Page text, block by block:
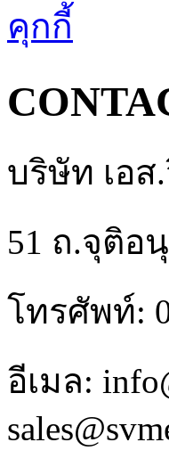
คุกกี้
บริษัท เอส
51 ถ.จุติอ
โทรศัพท์:
อีเมล: